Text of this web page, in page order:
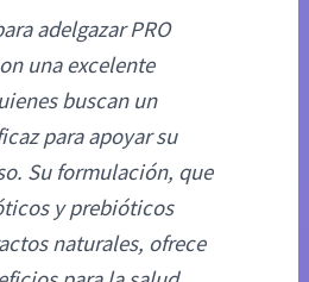
adelgazar PRO
una excelente
buscan un
para apoyar su
Su formulación, que
y prebióticos
naturales, ofrece